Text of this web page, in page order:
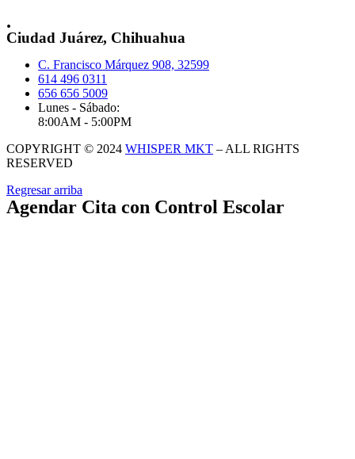
.
Ciudad Juárez, Chihuahua
C. Francisco Márquez 908, 32599
614 496 0311
656 656 5009
Lunes - Sábado:
8:00AM - 5:00PM
COPYRIGHT © 2024 WHISPER MKT – ALL RIGHTS
RESERVED
Regresar arriba
Agendar Cita con Control Escolar